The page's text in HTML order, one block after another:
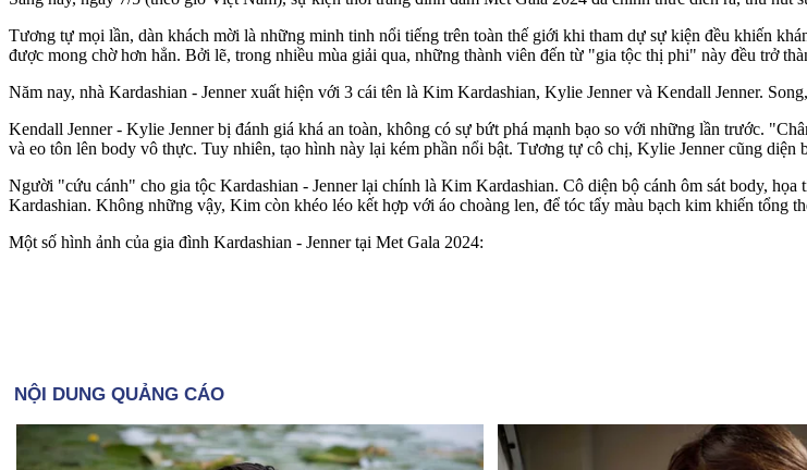
Tương tự mọi lần, dàn khách mời là những minh tinh nổi tiếng trên toàn thế giới khi tham dự sự kiện đều khiến
được mong chờ hơn hẳn. Bởi lẽ, trong nhiều mùa giải qua, những thành viên đến từ "gia tộc thị phi" này đều trở
Năm nay, nhà Kardashian - Jenner xuất hiện với 3 cái tên là Kim Kardashian, Kylie Jenner và Kendall Jenner.
Kendall Jenner - Kylie Jenner bị đánh giá khá an toàn, không có sự bứt phá mạnh bạo so với những lần trước.
và eo tôn lên body vô thực. Tuy nhiên, tạo hình này lại kém phần nổi bật. Tương tự cô chị, Kylie Jenner cũng diện
Người "cứu cánh" cho gia tộc Kardashian - Jenner lại chính là Kim Kardashian. Cô diện bộ cánh ôm sát body,
Kardashian. Không những vậy, Kim còn khéo léo kết hợp với áo choàng len, để tóc tẩy màu bạch kim khiến tổng
Một số hình ảnh của gia đình Kardashian - Jenner tại Met Gala 2024: